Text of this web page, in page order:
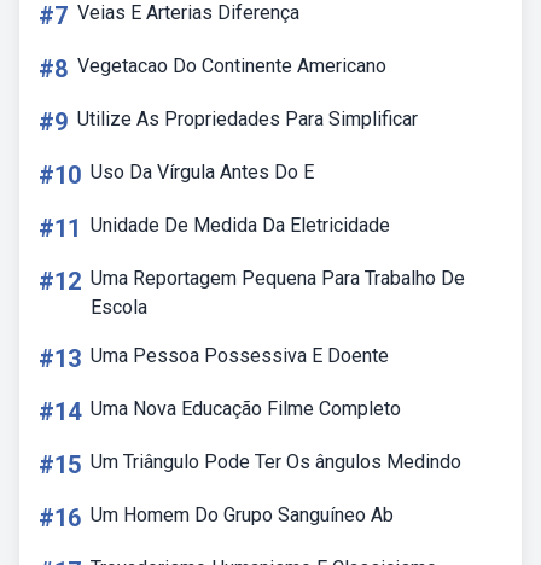
#7 Veias E Arterias Diferença
#8 Vegetacao Do Continente Americano
#9 Utilize As Propriedades Para Simplificar
#10 Uso Da Vírgula Antes Do E
#11 Unidade De Medida Da Eletricidade
#12 Uma Reportagem Pequena Para Trabalho De
Escola
#13 Uma Pessoa Possessiva E Doente
#14 Uma Nova Educação Filme Completo
#15 Um Triângulo Pode Ter Os ângulos Medindo
#16 Um Homem Do Grupo Sanguíneo Ab